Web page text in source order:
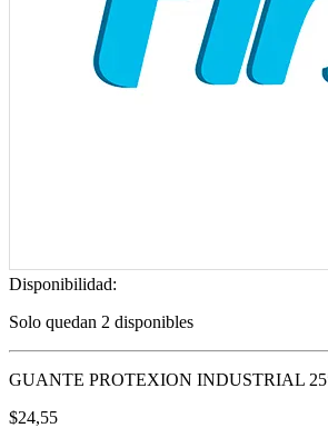
Disponibilidad:
Solo quedan 2 disponibles
GUANTE PROTEXION INDUSTRIAL
$24,55